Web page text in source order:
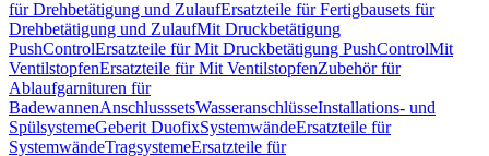
für Drehbetätigung und ZulaufErsatzteile für Fertigbausets für
Drehbetätigung und ZulaufMit Druckbetätigung
PushControlErsatzteile für Mit Druckbetätigung PushControlMit
VentilstopfenErsatzteile für Mit VentilstopfenZubehör für
Ablaufgarnituren für
BadewannenAnschlusssetsWasseranschlüsseInstallations- und
SpülsystemeGeberit DuofixSystemwändeErsatzteile für
SystemwändeTragsystemeErsatzteile für